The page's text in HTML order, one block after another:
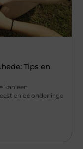
Tips en
kan een
en de onderlinge